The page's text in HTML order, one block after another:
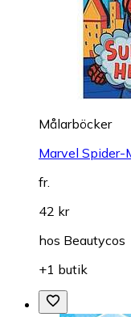
Målarböcker
Marvel Spider-
fr.
42 kr
hos Beautycos
+1 butik